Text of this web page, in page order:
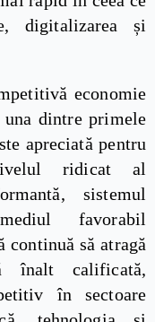
digitalizarea și
economie
una dintre primele
apreciată pentru
ridicat al
sistemul
favorabil
să atragă
înalt calificată,
în sectoare